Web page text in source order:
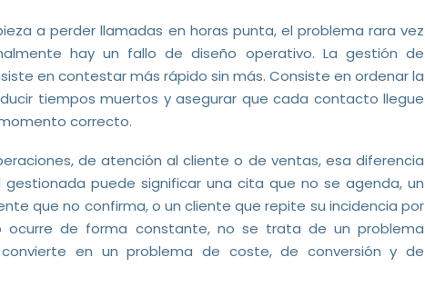
a perder llamadas en horas punta, el problema rara vez
hay un fallo de diseño operativo. La gestión de
en contestar más rápido sin más. Consiste en ordenar la
tiempos muertos y asegurar que cada contacto llegue
correcto.
de atención al cliente o de ventas, esa diferencia
gestionada puede significar una cita que no se agenda, un
que no confirma, o un cliente que repite su incidencia por
ocurre de forma constante, no se trata de un problema
en un problema de coste, de conversión y de